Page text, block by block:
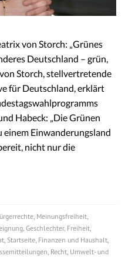
von Storch: „Grünes
Deutschland – grün,
Storch, stellvertretende
für Deutschland, erklärt
Habeck: „Die Grünen
Einwanderungsland
nicht nur die
Meinungsfreiheit
Geschlechter, Freiheit
Startseite Finanzen und Haushalt
Recht Umwelt- und